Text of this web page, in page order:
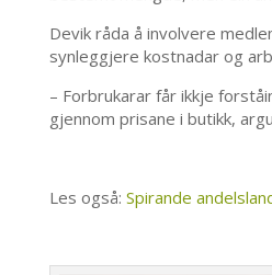
Devik råda å involvere
synleggjere kostnadar og
– Forbrukarar får ikkje
gjennom prisane i butikk,
Les også: Spirande